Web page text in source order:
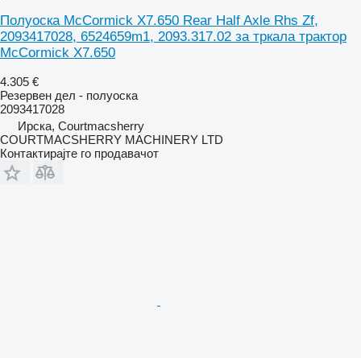
Полуоска McCormick X7.650 Rear Half Axle Rhs Zf,
2093417028, 6524659m1, 2093.317.02 за тркала трактор
McCormick X7.650
4.305 €
Резервен дел - полуоска
2093417028
Ирска, Courtmacsherry
COURTMACSHERRY MACHINERY LTD
Контактирајте го продавачот